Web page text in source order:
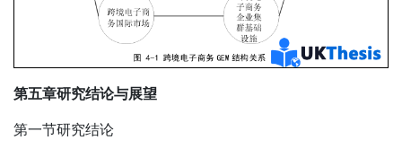
第五章研究结论与展望
第一节研究结论